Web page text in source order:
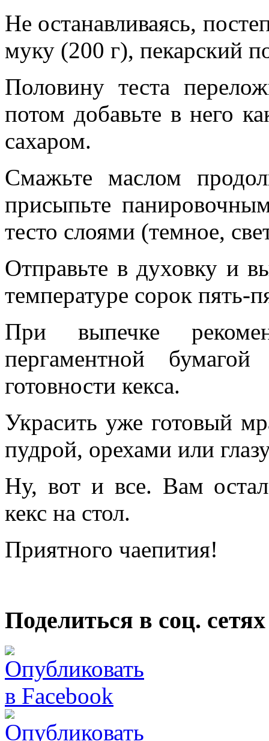
Не останавливаясь,
муку (200 г), пекарский
Половину теста
потом добавьте в него
сахаром.
Смажьте маслом
присыпьте
тесто слоями (темное,
Отправьте в духовку и
температуре сорок пять-
При выпечке
пергаментной
готовности кекса.
Украсить уже готовый
пудрой, орехами или
Ну, вот и все. Вам
кекс на стол.
Приятного чаепития!
Поделиться в соц. сетях